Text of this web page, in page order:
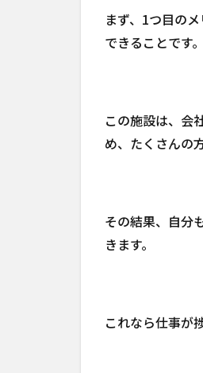
まず、1つ目の
できることです。
この施設は、会
め、たくさんの
その結果、自分
きます。
これなら仕事が